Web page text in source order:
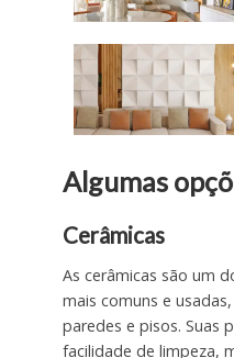
Algumas
Cerâmicas
As cerâmicas são um
mais comuns e
paredes e pisos. Suas
facilidade de limpeza,